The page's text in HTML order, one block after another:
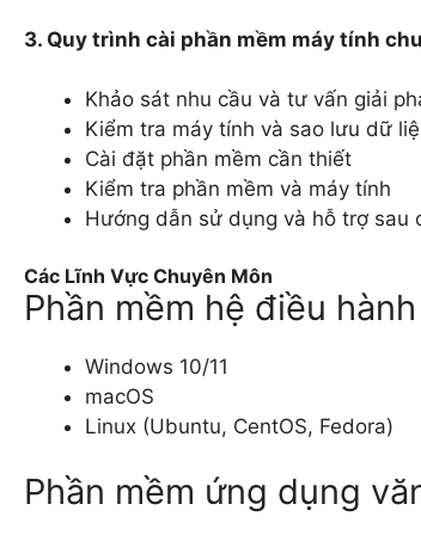
3. Quy trình cài phần mềm máy tính
Khảo sát nhu cầu và tư vấn giải
Kiểm tra máy tính và sao lưu dữ
Cài đặt phần mềm cần thiết
Kiểm tra phần mềm và máy tính
Hướng dẫn sử dụng và hỗ trợ sau
Các Lĩnh Vực Chuyên Môn
Phần mềm hệ điều hành
Windows 10/11
macOS
Linux (Ubuntu, CentOS, Fedora)
Phần mềm ứng dụng